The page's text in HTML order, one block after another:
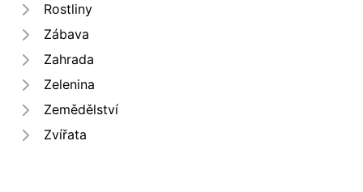
Rostliny
Zábava
Zahrada
Zelenina
Zemědělství
Zvířata